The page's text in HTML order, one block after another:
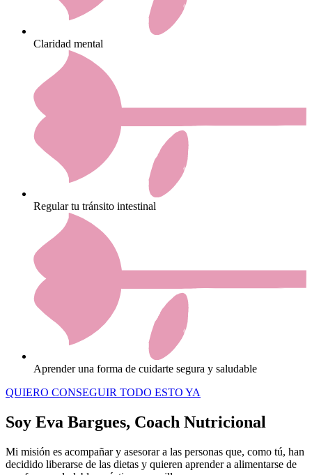
Claridad mental
Regular tu tránsito intestinal
Aprender una forma de cuidarte segura y saludable
QUIERO CONSEGUIR TODO ESTO YA
Soy Eva Bargues, Coach Nutricional
Mi misión es acompañar y asesorar a las personas que, como tú, han
decidido liberarse de las dietas y quieren aprender a alimentarse de